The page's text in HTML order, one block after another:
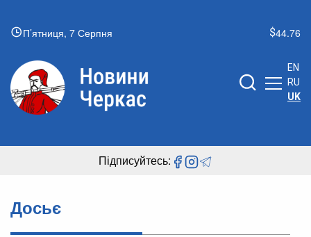
П’ятниця, 7 Серпня 44.76
EN
RU
UK
Підписуйтесь:
Досьє